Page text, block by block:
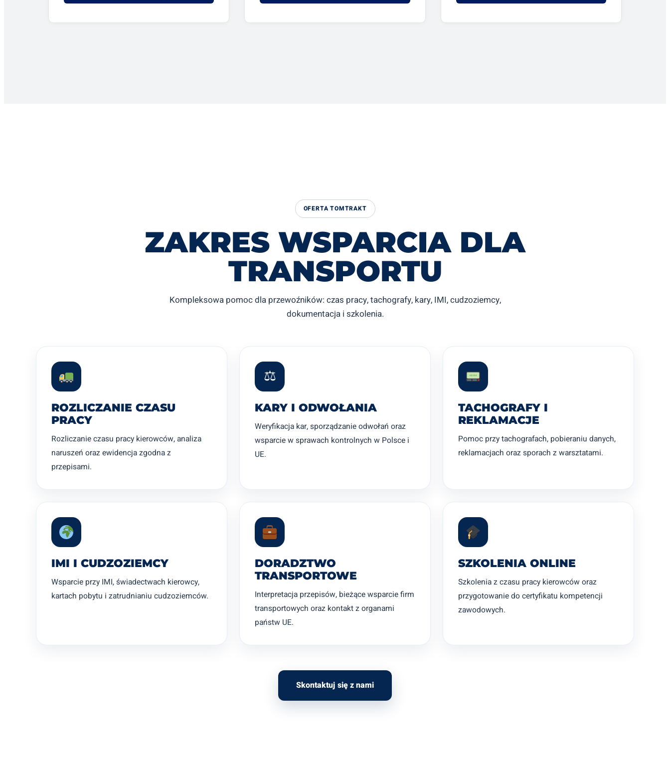
OFERTA TOMTRAKT
ZAKRES WSPARCIA DLA
TRANSPORTU
Kompleksowa pomoc dla przewoźników: czas pracy, tachografy, kary, IMI, cudzoziemcy,
dokumentacja i szkolenia.
ROZLICZANIE CZASU
PRACY
Rozliczanie czasu pracy kierowców, analiza
naruszeń oraz ewidencja zgodna z
przepisami.
⚖
KARY I ODWOŁANIA
Weryfikacja kar, sporządzanie odwołań oraz
wsparcie w sprawach kontrolnych w Polsce i
UE.
TACHOGRAFY I
REKLAMACJE
Pomoc przy tachografach, pobieraniu danych,
reklamacjach oraz sporach z warsztatami.
IMI I CUDZOZIEMCY
Wsparcie przy IMI, świadectwach kierowcy,
kartach pobytu i zatrudnianiu cudzoziemców.
DORADZTWO
TRANSPORTOWE
Interpretacja przepisów, bieżące wsparcie firm
transportowych oraz kontakt z organami
państw UE.
SZKOLENIA ONLINE
Szkolenia z czasu pracy kierowców oraz
przygotowanie do certyfikatu kompetencji
zawodowych.
Skontaktuj się z nami